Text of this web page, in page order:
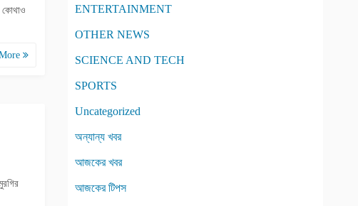
ENTERTAINMENT
OTHER NEWS
SCIENCE AND TECH
SPORTS
Uncategorized
অন্যান্য খবর
আজকের খবর
আজকের টিপস